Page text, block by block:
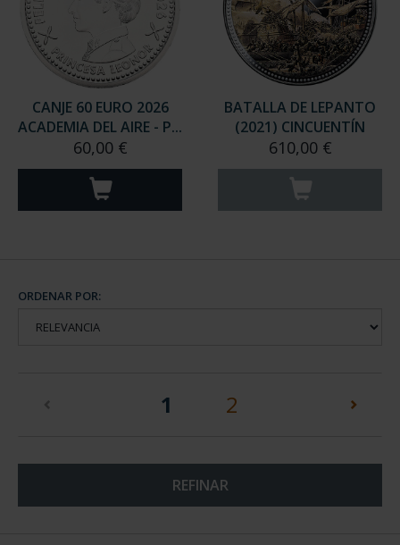
CANJE 60 EURO 2026
ACADEMIA DEL AIRE - P...
60,00 €
BATALLA DE LEPANTO
(2021) CINCUENTÍN
610,00 €
ORDENAR POR:
1 (current)
2
REFINAR